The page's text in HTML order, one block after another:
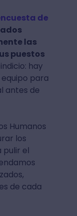
de
las
puestos
hay
para
antes de
Humanos
los
pulir el
de cada